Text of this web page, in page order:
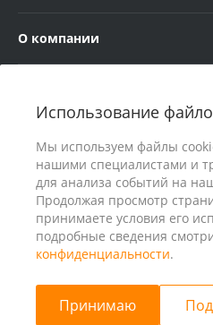
Использование
Мы используем файлы
нашими специалистами и
для анализа событий на
Продолжая просмотр
принимаете условия его
подробные сведения
конфиденциальности.
Принимаю
О компании
В помощь покупателю